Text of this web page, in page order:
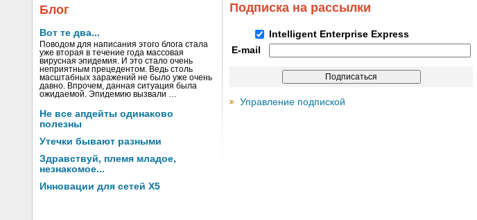
Блог
Вот те два...
Поводом для написания этого блога стала
уже вторая в течение года массовая
вирусная эпидемия. И это стало очень
неприятным прецедентом. Ведь столь
масштабных заражений не было уже очень
давно. Впрочем, данная ситуация была
ожидаемой. Эпидемию вызвали …
Не все апдейты одинаково
полезны
Утечки бывают разными
Здравствуй, племя младое,
незнакомое...
Инновации для сетей X5
Подписка на рассылки
Intelligent Enterprise Express
E-mail
Управление подпиской